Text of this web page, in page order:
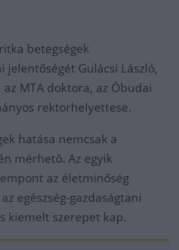
betegségek
jelentőségét Gulácsi László,
MTA doktora, az Óbudai
rektorhelyettese.
hatása nemcsak a
mérhető. Az egyik
az életminőség
egészség-gazdaságtani
kiemelt szerepet kap.